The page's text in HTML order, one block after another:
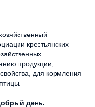
крестьянских
продукции,
для кормления
день.